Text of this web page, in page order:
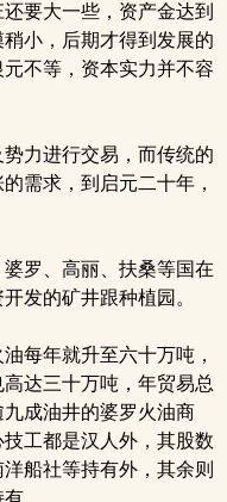
要大一些，资产金达到
小，后期才得到发展的
不等，资本实力并不容
力进行交易，而传统的
需求，到启元二十年，
罗、高丽、扶桑等国在
发的矿井跟种植园。
每年就升至六十万吨，
达三十万吨，年贸易总
成油井的婆罗火油商
工都是汉人外，其股数
船社等持有外，其余则
。